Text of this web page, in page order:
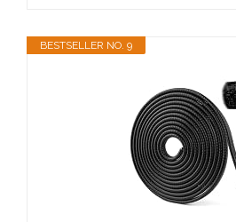
BESTSELLER NO. 9